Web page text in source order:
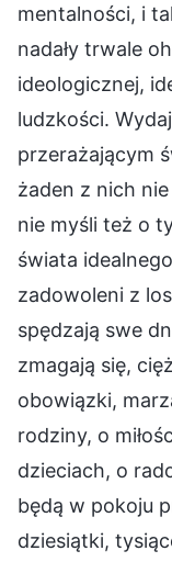
mentalności, i
nadały trwale
ideologicznej,
ludzkości.
przerażającym
żaden z nich
nie myśli też o
świata
zadowoleni z
spędzają swe
zmagają się,
obowiązki,
rodziny, o
dzieciach, o
będą w pokoju
dziesiątki,